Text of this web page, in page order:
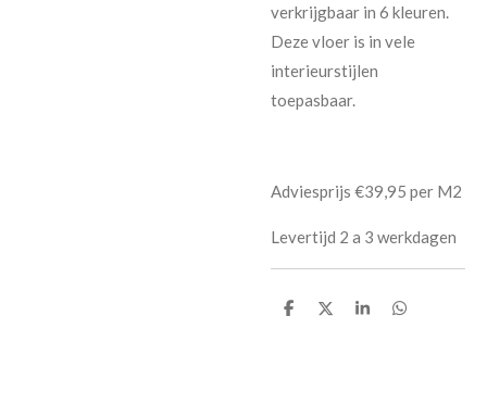
verkrijgbaar in 6 kleuren.
Deze vloer is in vele
interieurstijlen
toepasbaar.
Adviesprijs €39,95 per M2
Levertijd 2 a 3 werkdagen
D
D
S
D